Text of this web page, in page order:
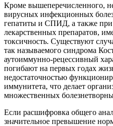
Кроме вышеперечисленного,
вирусных инфекционных
гепатиты и СПИД, а также
лекарственных препаратов,
токсичность. Существуют
так называемого синдрома
аутоиммунно-рецессивный
погибают на первых годах
недостаточностью
иммунитета, что делает
множественных
Если расшифровка общего
значительное превышение